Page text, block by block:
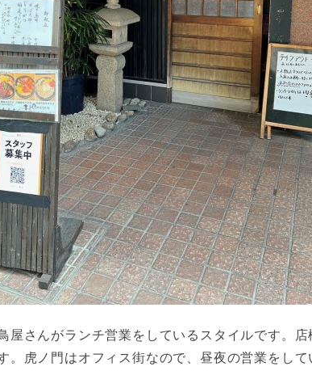
屋さんがランチ営業をしているスタイルです。
。虎ノ門はオフィス街なので、昼夜の営業をし